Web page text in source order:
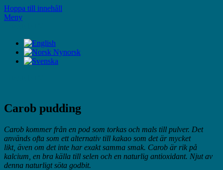
Hoppa till innehåll
Meny
Carob pudding
Carob kommer från en pod som torkas och mals till pulver. Det
används ofta som ett alternativ till kakao som det är mycket
likt, även om det inte har exakt samma smak. Carob är rik på
kalcium, en bra källa till selen och en naturlig antioxidant. Njut av
denna naturligt söta godbit.